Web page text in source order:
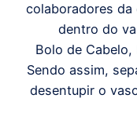
colaboradores da
dentro do
Bolo de
Sendo assim,
desentupir o